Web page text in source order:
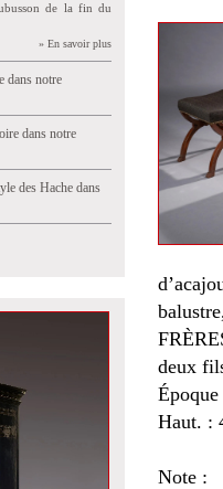
de la fin du
» En savoir plus
dans notre
dans notre
des Hache dans
deux
Haut. :
Note :